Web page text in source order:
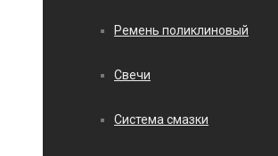
Ремень поликлиновый
Свечи
Система смазки